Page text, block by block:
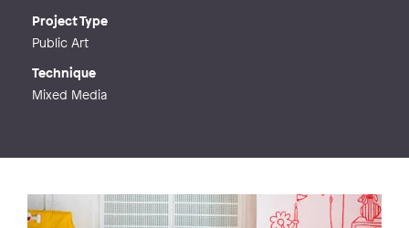
Project Type
Public Art
Technique
Mixed Media